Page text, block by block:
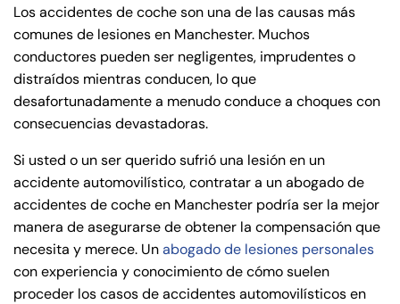
de
Pe
rs
on
al
Inj
cti
Los accidentes de coche son una de las causas más
comunes de lesiones en Manchester. Muchos
conductores pueden ser negligentes, imprudentes o
distraídos mientras conducen, lo que
desafortunadamente a menudo conduce a choques con
consecuencias devastadoras.
Si usted o un ser querido sufrió una lesión en un
accidente automovilístico, contratar a un abogado de
accidentes de coche en Manchester podría ser la mejor
manera de asegurarse de obtener la compensación que
necesita y merece. Unabogado de lesiones personales
con experiencia y conocimiento de cómo suelen
proceder los casos de accidentes automovilísticos en